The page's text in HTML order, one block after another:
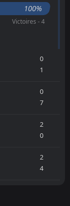
100%
Victoires - 4
0
1
0
7
2
0
2
4